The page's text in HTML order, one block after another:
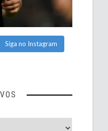
Siga no Instagram